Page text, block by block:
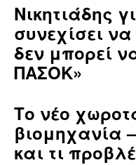
Νικητιάδης
συνεχίσει
δεν μπορεί
ΠΑΣΟΚ»
Το νέο
βιομηχανία
και τι